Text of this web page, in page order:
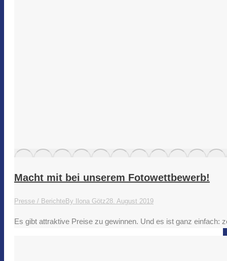
Macht mit bei unserem Fotowettbewerb!
Presse / BerichteBy Ilona Götz28. August 2019
Es gibt attraktive Preise zu gewinnen. Und es ist ganz